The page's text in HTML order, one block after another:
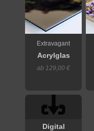
Extravagant
Acrylglas
ab 129,00 €
Digital